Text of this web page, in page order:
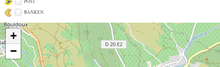
BANKEN
+
−